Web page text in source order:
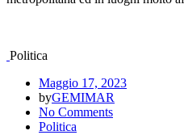
Politica
Maggio 17, 2023
byGEMIMAR
No Comments
Politica